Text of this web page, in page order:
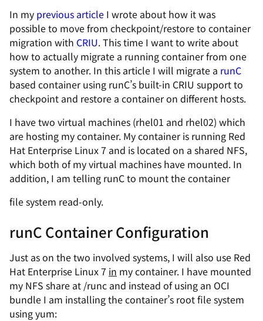
In my previous article I wrote about how it was
possible to move from checkpoint/restore to container
migration with CRIU. This time I want to write about
how to actually migrate a running container from one
system to another. In this article I will migrate a runC
based container using runC’s built-in CRIU support to
checkpoint and restore a container on different hosts.
I have two virtual machines (rhel01 and rhel02) which
are hosting my container. My container is running Red
Hat Enterprise Linux 7 and is located on a shared NFS,
which both of my virtual machines have mounted. In
addition, I am telling runC to mount the container
file system read-only.
runC Container Configuration
Just as on the two involved systems, I will also use Red
Hat Enterprise Linux 7 in my container. I have mounted
my NFS share at /runc and instead of using an OCI
bundle I am installing the container’s root file system
using yum: